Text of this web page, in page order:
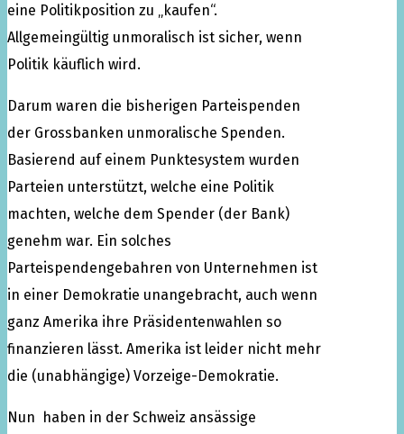
eine Politikposition zu „kaufen“.
Allgemeingültig unmoralisch ist sicher, wenn
Politik käuflich wird.
Darum waren die bisherigen Parteispenden
der Grossbanken unmoralische Spenden.
Basierend auf einem Punktesystem wurden
Parteien unterstützt, welche eine Politik
machten, welche dem Spender (der Bank)
genehm war. Ein solches
Parteispendengebahren von Unternehmen ist
in einer Demokratie unangebracht, auch wenn
ganz Amerika ihre Präsidentenwahlen so
finanzieren lässt. Amerika ist leider nicht mehr
die (unabhängige) Vorzeige-Demokratie.
Nun haben in der Schweiz ansässige